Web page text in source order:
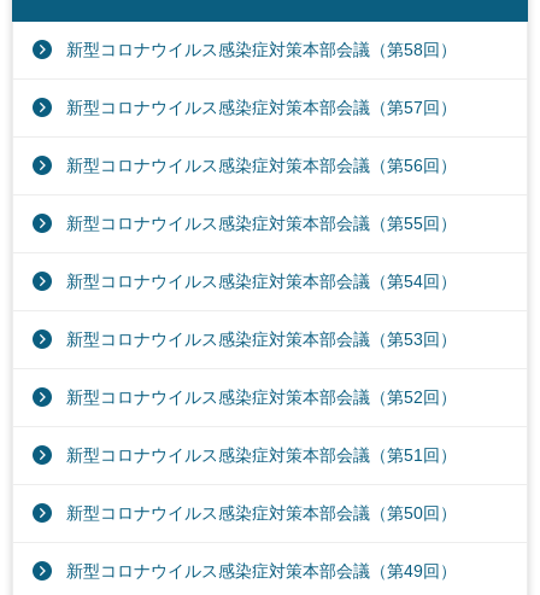
新型コロナウイルス感染症対策本部会議（第58回）
新型コロナウイルス感染症対策本部会議（第57回）
新型コロナウイルス感染症対策本部会議（第56回）
新型コロナウイルス感染症対策本部会議（第55回）
新型コロナウイルス感染症対策本部会議（第54回）
新型コロナウイルス感染症対策本部会議（第53回）
新型コロナウイルス感染症対策本部会議（第52回）
新型コロナウイルス感染症対策本部会議（第51回）
新型コロナウイルス感染症対策本部会議（第50回）
新型コロナウイルス感染症対策本部会議（第49回）